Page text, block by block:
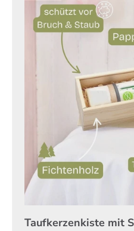
Taufkerzenkiste mit